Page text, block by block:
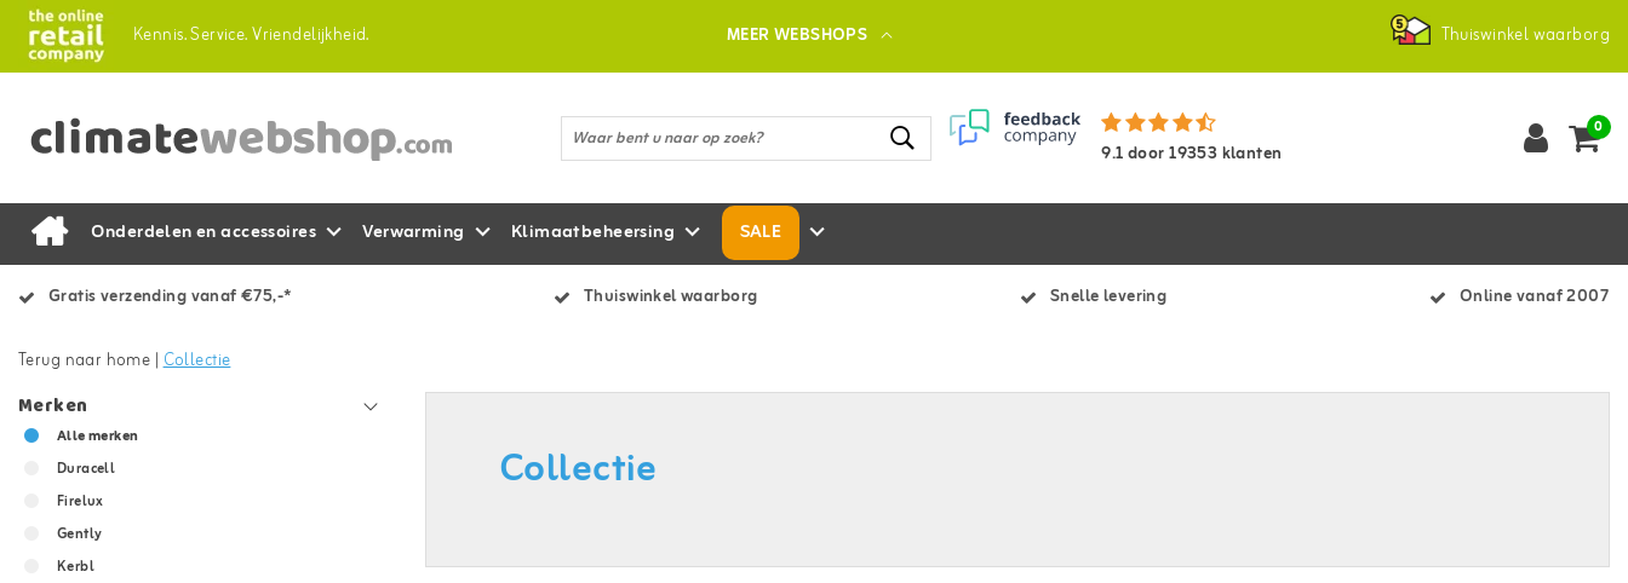
Kennis.Service.Vriendelijkheid. MEER WEBSHOPS Thuiswinkel waarborg
9.1door19353 klanten
0
Onderdelen en accessoires Verwarming Klimaatbeheersing SALE
Gratis verzending vanaf €75,-* Thuiswinkel waarborg Snelle levering Online vanaf 2007
Terug naar home |Collectie
Merken
Alle merken
Duracell
Firelux
Gently
Kerbl
Collectie